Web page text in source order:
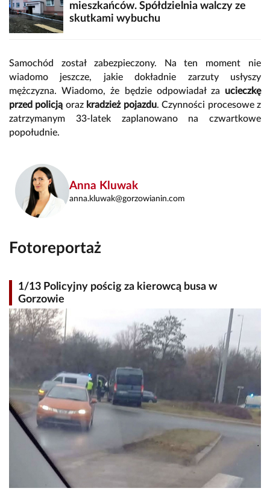
mieszkańców. Spółdzielnia walczy ze
skutkami wybuchu
Samochód został zabezpieczony. Na ten moment nie
wiadomo jeszcze, jakie dokładnie zarzuty usłyszy
mężczyzna. Wiadomo, że będzie odpowiadał za ucieczkę
przed policją oraz kradzież pojazdu. Czynności procesowe z
zatrzymanym 33-latek zaplanowano na czwartkowe
popołudnie.
Anna Kluwak
anna.kluwak@gorzowianin.com
Fotoreportaż
1/13 Policyjny pościg za kierowcą busa w
Gorzowie